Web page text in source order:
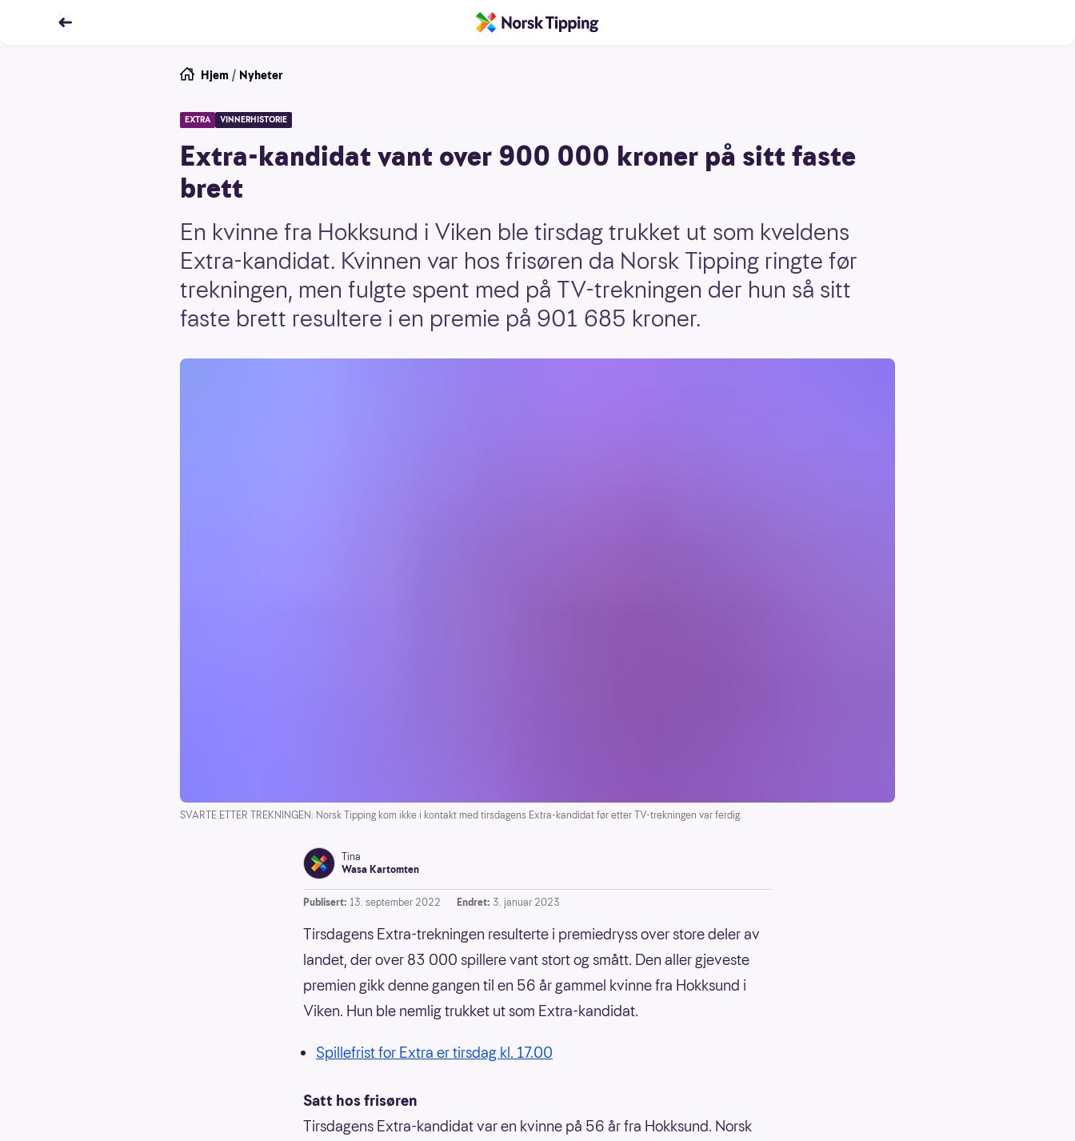
Hjem / Nyheter
EXTRA VINNERHISTORIE
Extra-kandidat vant over 900 000 kroner på sitt faste
brett
En kvinne fra Hokksund i Viken ble tirsdag trukket ut som kveldens
Extra-kandidat. Kvinnen var hos frisøren da Norsk Tipping ringte før
trekningen, men fulgte spent med på TV-trekningen der hun så sitt
faste brett resultere i en premie på 901 685 kroner.
SVARTE ETTER TREKNINGEN: Norsk Tipping kom ikke i kontakt med tirsdagens Extra-kandidat før etter TV-trekningen var ferdig.
Tina
Wasa Kartomten
Publisert: 13. september 2022 Endret: 3. januar 2023
Tirsdagens Extra-trekningen resulterte i premiedryss over store deler av
landet, der over 83 000 spillere vant stort og smått. Den aller gjeveste
premien gikk denne gangen til en 56 år gammel kvinne fra Hokksund i
Viken. Hun ble nemlig trukket ut som Extra-kandidat.
Spillefrist for Extra er tirsdag kl. 17.00
Satt hos frisøren
Tirsdagens Extra-kandidat var en kvinne på 56 år fra Hokksund. Norsk